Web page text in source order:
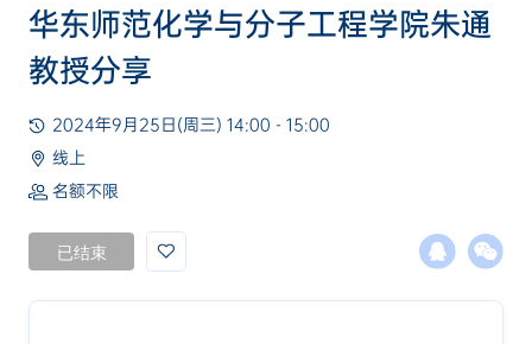
华东师范化学与分子工程学院朱通
教授分享
2024年9月25日(周三) 14:00 - 15:00
线上
名额不限
已结束